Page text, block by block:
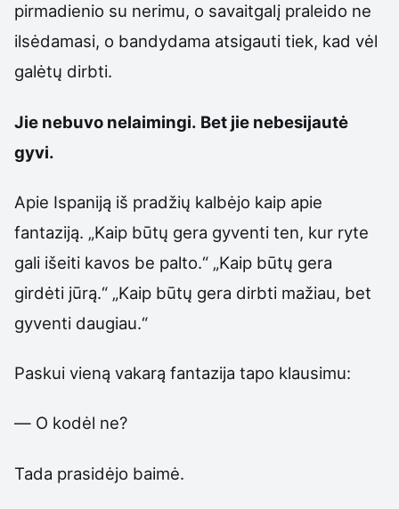
pirmadienio su nerimu, o savaitgalį praleido ne
ilsėdamasi, o bandydama atsigauti tiek, kad vėl
galėtų dirbti.
Jie nebuvo nelaimingi. Bet jie nebesijautė
gyvi.
Apie Ispaniją iš pradžių kalbėjo kaip apie
fantaziją. „Kaip būtų gera gyventi ten, kur ryte
gali išeiti kavos be palto.“ „Kaip būtų gera
girdėti jūrą.“ „Kaip būtų gera dirbti mažiau, bet
gyventi daugiau.“
Paskui vieną vakarą fantazija tapo klausimu:
— O kodėl ne?
Tada prasidėjo baimė.